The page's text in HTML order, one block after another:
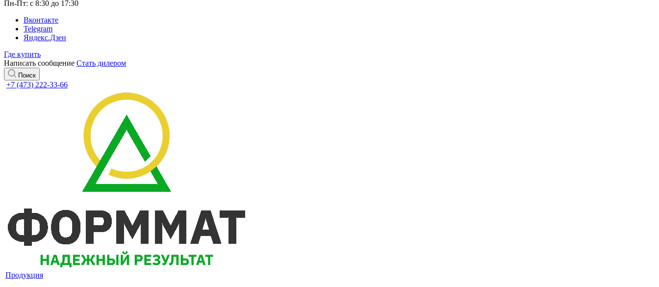
Пн-Пт: с 8:30 до 17:30
Вконтакте
Telegram
Яндекс.Дзен
Где купить
Написать сообщение Стать дилером
Поиск
+7 (473) 222-33-66
Продукция